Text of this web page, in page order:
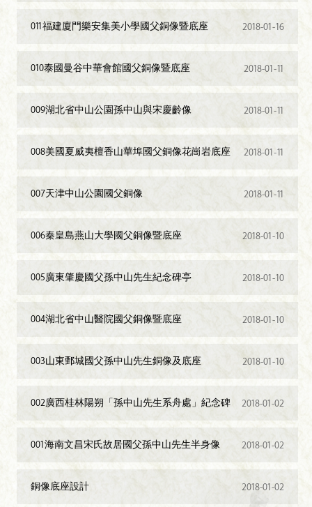
2018-01-16
011福建廈門樂安集美小學國父銅像暨底座
2018-01-11
010泰國曼谷中華會館國父銅像暨底座
2018-01-11
009湖北省中山公園孫中山與宋慶齡像
2018-01-11
008美國夏威夷檀香山華埠國父銅像花崗岩底座
2018-01-11
007天津中山公園國父銅像
2018-01-10
006秦皇島燕山大學國父銅像暨底座
2018-01-10
005廣東肇慶國父孫中山先生紀念碑亭
2018-01-10
004湖北省中山醫院國父銅像暨底座
2018-01-10
003山東鄄城國父孫中山先生銅像及底座
2018-01-02
002廣西桂林陽朔「孫中山先生系舟處」紀念碑
2018-01-02
001海南文昌宋氏故居國父孫中山先生半身像
2018-01-02
銅像底座設計